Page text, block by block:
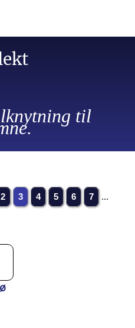
til
2 3 4 5 6 7 ...